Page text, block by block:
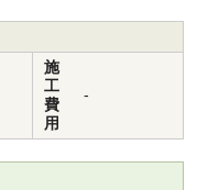
施
工
費
用
-